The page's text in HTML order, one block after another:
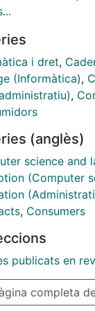
jurídic.
de la
i també els
sentit, es
tradicional
en relació amb
prestat
i
amb la finalitat
i dret,
(Informàtica),
,
(anglès)
science and
(Computer
, Consumers
publicats en
completa